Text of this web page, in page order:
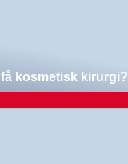
kosmetisk kirurgi?